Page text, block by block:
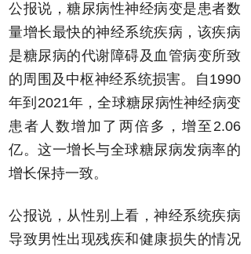
公报说，糖尿病性神经病变是患者数
量增长最快的神经系统疾病，该疾病
是糖尿病的代谢障碍及血管病变所致
的周围及中枢神经系统损害。自1990
年到2021年，全球糖尿病性神经病变
患者人数增加了两倍多，增至2.06
亿。这一增长与全球糖尿病发病率的
增长保持一致。
公报说，从性别上看，神经系统疾病
导致男性出现残疾和健康损失的情况